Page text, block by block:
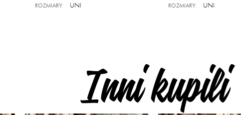
ROZMIARY: UNI ROZMIARY: UNI
Inni kupili